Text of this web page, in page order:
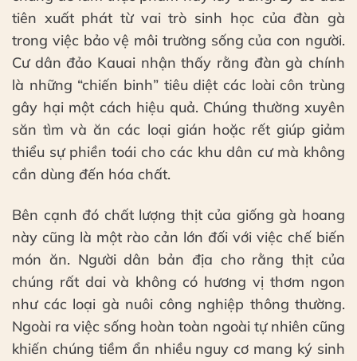
tiên xuất phát từ vai trò sinh học của đàn gà
trong việc bảo vệ môi trường sống của con người.
Cư dân đảo Kauai nhận thấy rằng đàn gà chính
là những “chiến binh” tiêu diệt các loài côn trùng
gây hại một cách hiệu quả. Chúng thường xuyên
săn tìm và ăn các loại gián hoặc rết giúp giảm
thiểu sự phiền toái cho các khu dân cư mà không
cần dùng đến hóa chất.
Bên cạnh đó chất lượng thịt của giống gà hoang
này cũng là một rào cản lớn đối với việc chế biến
món ăn. Người dân bản địa cho rằng thịt của
chúng rất dai và không có hương vị thơm ngon
như các loại gà nuôi công nghiệp thông thường.
Ngoài ra việc sống hoàn toàn ngoài tự nhiên cũng
khiến chúng tiềm ẩn nhiều nguy cơ mang ký sinh